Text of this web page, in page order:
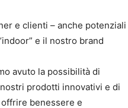
e clienti – anche potenziali
e il nostro brand
avuto la possibilità di
prodotti innovativi e di
benessere e